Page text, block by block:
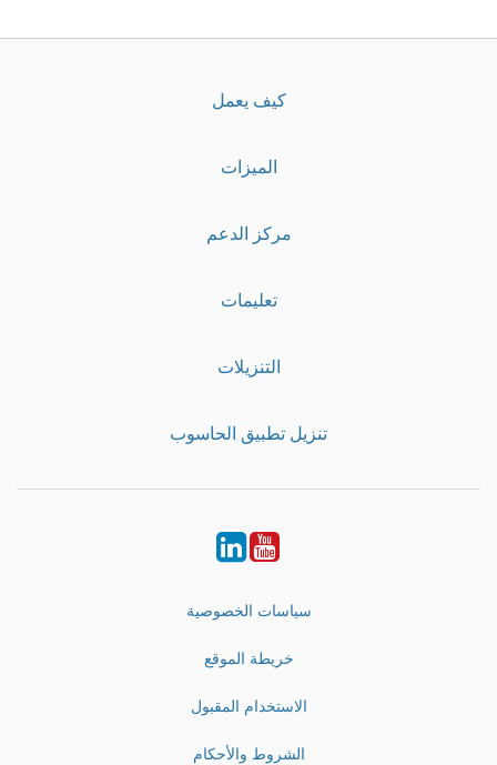
كيف يعمل
الميزات
مركز الدعم
تعليمات
التنزيلات
تنزيل تطبيق الحاسوب
Youtube
LinkedIn
سياسات الخصوصية
خريطة الموقع
الاستخدام المقبول
الشروط والأحكام